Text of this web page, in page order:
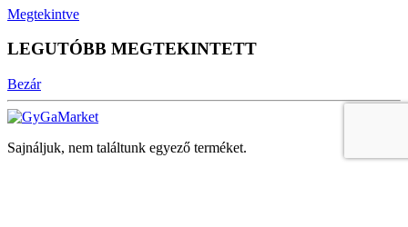
Megtekintve
LEGUTÓBB MEGTEKINTETT
Bezár
Sajnáljuk, nem találtunk egyező terméket.